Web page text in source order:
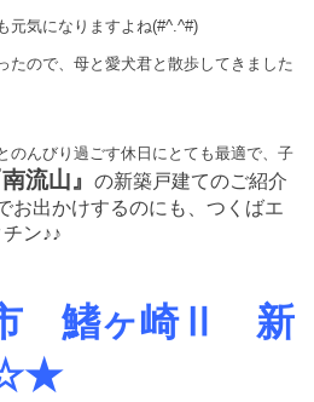
元気になりますよね(#^.^#)
たので、母と愛犬君と散歩してきました
のんびり過ごす休日にとても最適で、子
南流山』
の新築戸建てのご紹介
お出かけするのにも、つくばエ
ン♪♪
鰭ヶ崎Ⅱ 新